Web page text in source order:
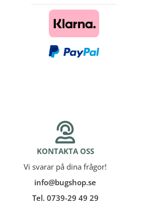
KONTAKTA OSS
Vi svarar på dina frågor!
info@bugshop.se
Tel. 0739-29 49 29